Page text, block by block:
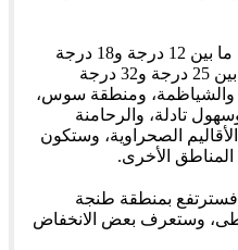
وستتراوح درجات الحرارة الدنيا، ما بين 12 درجة و18 درجة
بمرتفعات الأطلس والريف، وما بين 25 درجة و32 درجة
والشياظمة، ومنطقة سوس،
تادلة، والرحامنة
الصحراوية، وستكون
فسترتفع بمنطقة طنجة
وستعرف بعض الانخفاض